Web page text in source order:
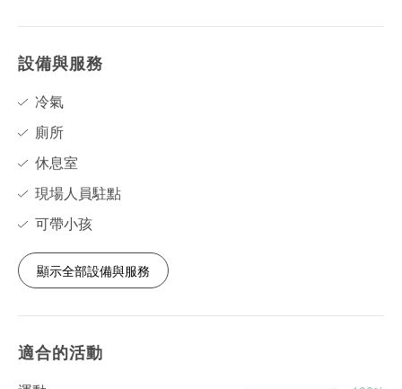
設備與服務
冷氣
廁所
休息室
現場人員駐點
可帶小孩
顯示全部設備與服務
適合的活動